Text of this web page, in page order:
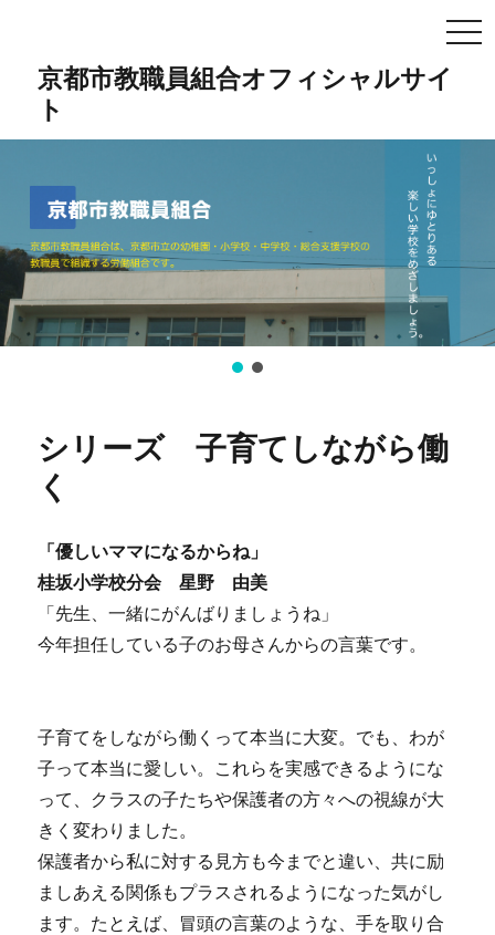
京都市教職員組合オフィシャルサイ
ト
シリーズ 子育てしながら働
く
「優しいママになるからね」
桂坂小学校分会 星野 由美
「先生、一緒にがんばりましょうね」
今年担任している子のお母さんからの言葉です。
子育てをしながら働くって本当に大変。でも、わが
子って本当に愛しい。これらを実感できるようにな
って、クラスの子たちや保護者の方々への視線が大
きく変わりました。
保護者から私に対する見方も今までと違い、共に励
ましあえる関係もプラスされるようになった気がし
ます。たとえば、冒頭の言葉のような、手を取り合